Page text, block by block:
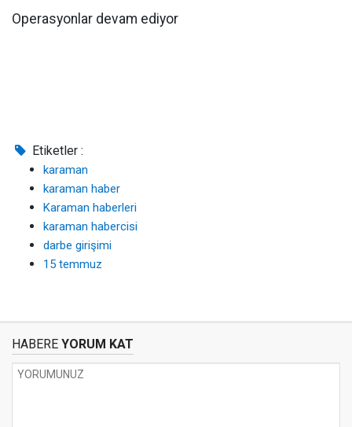
Operasyonlar devam ediyor
Etiketler :
karaman
karaman haber
Karaman haberleri
karaman habercisi
darbe girişimi
15 temmuz
HABERE YORUM KAT